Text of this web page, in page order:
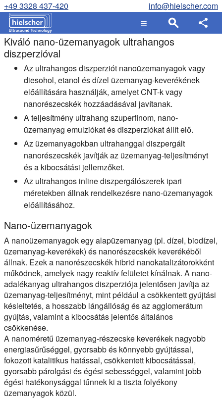
+49 3328 437-420 info@hielscher.com
Kiváló nano-üzemanyagok ultrahangos
diszperzióval
Az ultrahangos diszperziót nanoüzemanyagok vagy
diesohol, etanol és dízel üzemanyag-keverékének
előállítására használják, amelyet CNT-k vagy
nanorészecskék hozzáadásával javítanak.
A teljesítmény ultrahang szuperfinom, nano-
üzemanyag emulziókat és diszperziókat állít elő.
Az üzemanyagokban ultrahanggal diszpergált
nanorészecskék javítják az üzemanyag-teljesítményt
és a kibocsátási jellemzőket.
Az ultrahangos inline diszpergálószerek ipari
méretekben állnak rendelkezésre nano-üzemanyagok
előállításához.
Nano-üzemanyagok
A nanoüzemanyagok egy alapüzemanyag (pl. dízel, biodízel,
üzemanyag-keverékek) és nanorészecskék keverékéből
állnak. Ezek a nanorészecskék hibrid nanokatalizátorokként
működnek, amelyek nagy reaktív felületet kínálnak. A nano-
adalékanyag ultrahangos diszperziója jelentősen javítja az
üzemanyag-teljesítményt, mint például a csökkentett gyújtási
késleltetés, a hosszabb lángállóság és az agglomerátum
gyújtás, valamint a kibocsátás jelentős általános
csökkenése.
A nanoméretű üzemanyag-részecske keverékek nagyobb
energiasűrűséggel, gyorsabb és könnyebb gyújtással,
fokozott katalitikus hatással, csökkentett kibocsátással,
gyorsabb párolgási és égési sebességgel, valamint jobb
égési hatékonysággal tűnnek ki a tiszta folyékony
üzemanyagok közül.